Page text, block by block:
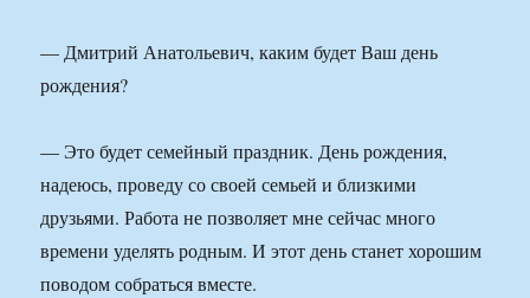
— Дмитрий Анатольевич, каким будет Ваш день
рождения?
— Это будет семейный праздник. День рождения,
надеюсь, проведу со своей семьей и близкими
друзьями. Работа не позволяет мне сейчас много
времени уделять родным. И этот день станет хорошим
поводом собраться вместе.